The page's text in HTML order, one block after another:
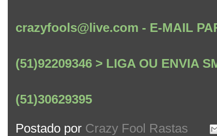
crazyfools@live.com - E-MAIL
(51)92209346 > LIGA OU ENVIA
(51)30629395
Postado por Crazy Fool Rastas